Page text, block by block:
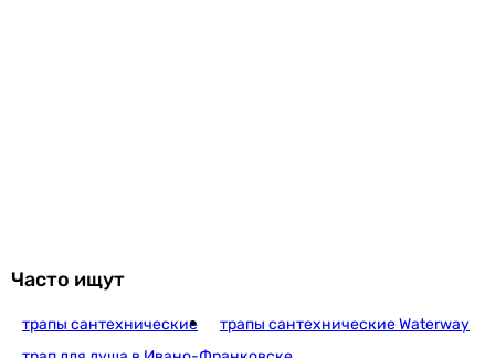
Часто ищут
трапы сантехнические
трапы сантехнические Waterway